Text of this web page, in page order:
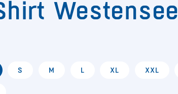
Westensee
S M L XL XXL